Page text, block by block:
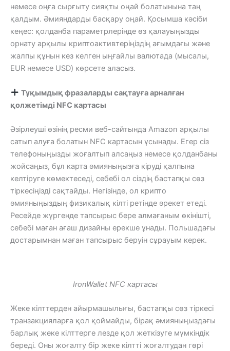
немесе оңға сырғыту сияқты оңай болатынына таң
қалдым. Әмияндарды басқару оңай. Қосымша кәсіби
кеңес: қолданба параметрлерінде өз қалауыңызды
орнату арқылы криптоактивтеріңіздің ағымдағы және
жалпы құнын кез келген ыңғайлы валютада (мысалы,
EUR немесе USD) көрсете аласыз.
Тұқымдық фразаларды сақтауға арналған
қолжетімді NFC картасы
Әзірлеуші ​​өзінің ресми веб-сайтында Amazon арқылы
сатып алуға болатын NFC картасын ұсынады. Егер сіз
телефоныңызды жоғалтып алсаңыз немесе қолданбаны
жойсаңыз, бұл карта әмияныңызға кіруді қалпына
келтіруге көмектеседі, себебі ол сіздің бастапқы сөз
тіркесіңізді сақтайды. Негізінде, ол крипто
әмияныңыздың физикалық кілті ретінде әрекет етеді.
Ресейде жүргенде тапсырыс бере алмағаным өкінішті,
себебі маған ағаш дизайны ерекше ұнады. Польшадағы
достарымнан маған тапсырыс беруін сұрауым керек.
IronWallet NFC картасы
Жеке кілттерден айырмашылығы, бастапқы сөз тіркесі
транзакцияларға қол қоймайды, бірақ әмияныңыздағы
барлық жеке кілттерге лезде қол жеткізуге мүмкіндік
береді. Оны жоғалту бір жеке кілтті жоғалтудан гөрі